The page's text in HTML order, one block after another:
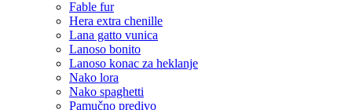
fable fur
hera extra chenille
lana gatto vunica
lanoso bonito
lanoso konac za heklanje
nako lora
nako spaghetti
pamučno predivo